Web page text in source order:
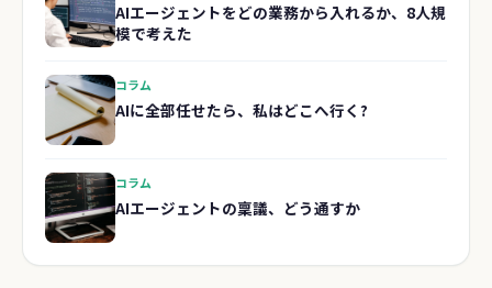
AIエージェントをどの業務から入れるか、8人規
模で考えた
コラム
AIに全部任せたら、私はどこへ行く?
コラム
AIエージェントの稟議、どう通すか